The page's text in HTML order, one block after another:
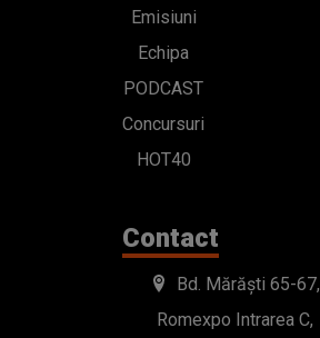
Emisiuni
Echipa
PODCAST
Concursuri
HOT40
Contact
Bd. Mărăști 65-67,
Romexpo Intrarea C,